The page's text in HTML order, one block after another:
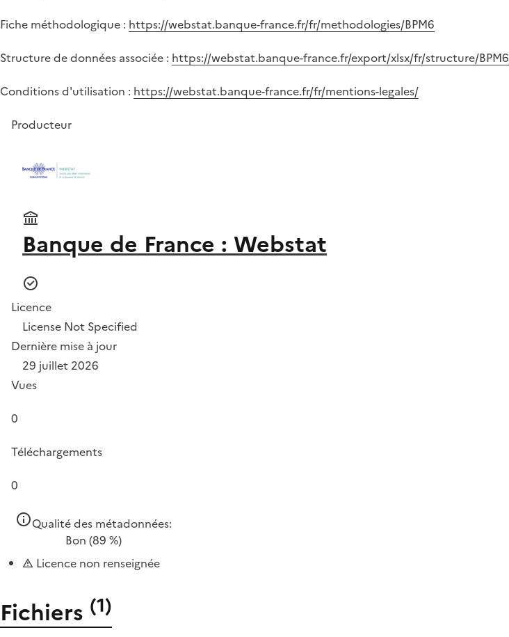
Fiche méthodologique : https://webstat.banque-france.fr/fr/methodologies/BPM6
Structure de données associée : https://webstat.banque-france.fr/export/xlsx/fr/structure/BPM6
Conditions d'utilisation : https://webstat.banque-france.fr/fr/mentions-legales/
Producteur
Banque de France : Webstat
Licence
License Not Specified
Dernière mise à jour
29 juillet 2026
Vues
0
Téléchargements
0
Qualité des métadonnées:
Bon (89 %)
Licence non renseignée
Fichiers (1)